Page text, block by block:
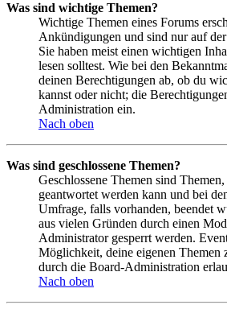
Was sind wichtige Themen?
Wichtige Themen eines Forums
Ankündigungen und sind nur auf der
Sie haben meist einen wichtigen
lesen solltest. Wie bei den
deinen Berechtigungen ab, ob du
kannst oder nicht; die
Administration ein.
Nach oben
Was sind geschlossene Themen?
Geschlossene Themen sind
geantwortet werden kann und bei
Umfrage, falls vorhanden, beendet
aus vielen Gründen durch einen
Administrator gesperrt werden.
Möglichkeit, deine eigenen Themen
durch die Board-Administration
Nach oben